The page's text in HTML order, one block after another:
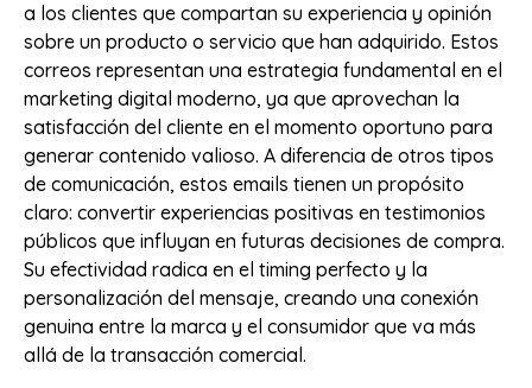
a los clientes que compartan su experiencia y opinión
sobre un producto o servicio que han adquirido. Estos
correos representan una estrategia fundamental en el
marketing digital moderno, ya que aprovechan la
satisfacción del cliente en el momento oportuno para
generar contenido valioso. A diferencia de otros tipos
de comunicación, estos emails tienen un propósito
claro: convertir experiencias positivas en testimonios
públicos que influyan en futuras decisiones de compra.
Su efectividad radica en el timing perfecto y la
personalización del mensaje, creando una conexión
genuina entre la marca y el consumidor que va más
allá de la transacción comercial.